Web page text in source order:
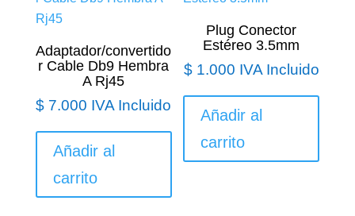
Adaptador/convertido
r Cable Db9 Hembra
A Rj45
$ 7.000 IVA Incluido
Añadir al
carrito
Plug Conector
Estéreo 3.5mm
$1.000 IVA Incluido
Añadir al
carrito